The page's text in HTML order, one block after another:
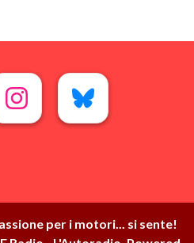
per i motori... si sente!